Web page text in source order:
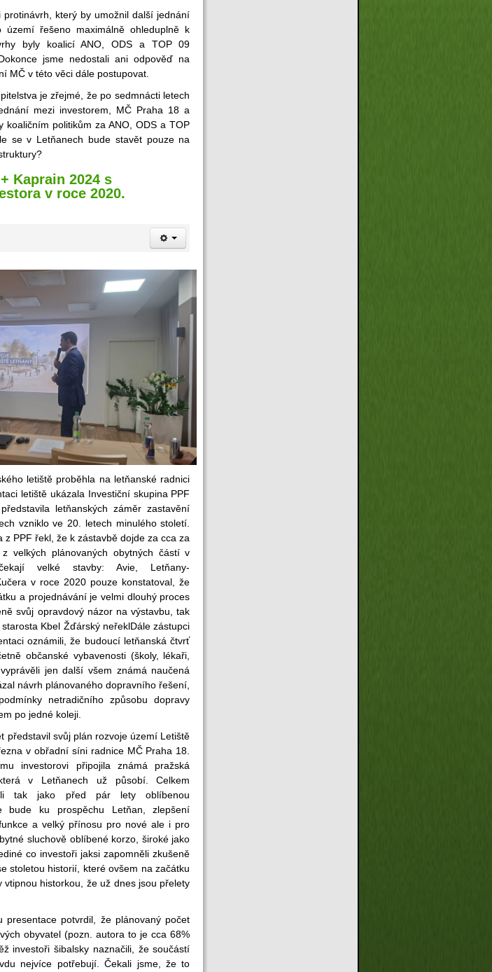
který by umožnil další jednání
území řešeno maximálně ohleduplně k
byly koalicí ANO, ODS a TOP 09
jsme nedostali ani odpověď na
MČ v této věci dále postupovat.
je zřejmé, že po sedmnácti letech
mezi investorem, MČ Praha 18 a
koaličním politikům za ANO, ODS a TOP
se v Letňanech bude stavět pouze na
Kaprain 2024 s
v roce 2020.
letiště proběhla na letňanské radnici
letiště ukázala Investiční skupina PPF
letňanských záměr zastavění
vzniklo ve 20. letech minulého století.
PPF řekl, že k zástavbě dojde za cca za
plánovaných obytných částí v
velké stavby: Avie, Letňany-
v roce 2020 pouze konstatoval, že
a projednávání je velmi dlouhý proces
svůj opravdový názor na výstavbu, tak
Kbel Žďárský neřeklDále zástupci
oznámili, že budoucí letňanská čtvrť
občanské vybavenosti (školy, lékaři,
jen další všem známá naučená
návrh plánovaného dopravního řešení,
netradičního způsobu dopravy
po jedné koleji.
představil svůj plán rozvoje území Letiště
v obřadní síni radnice MČ Praha 18.
investorovi připojila známá pražská
v Letňanech už působí. Celkem
tak jako před pár lety oblíbenou
bude ku prospěchu Letňan, zlepšení
a velký přínosu pro nové ale i pro
sluchově oblíbené korzo, široké jako
co investoři jaksi zapomněli zkušeně
stoletou historií, které ovšem na začátku
historkou, že už dnes jsou přelety
potvrdil, že plánovaný počet
obyvatel (pozn. autora to je cca 68%
investoři šibalsky naznačili, že součástí
nejvíce potřebují. Čekali jsme, že to